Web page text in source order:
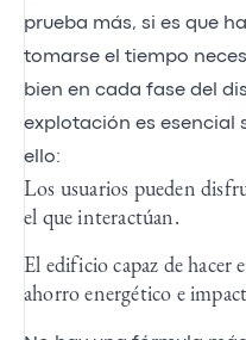
prueba más, si es que
tomarse el tiempo
bien en cada fase del
explotación es esencial
ello:
Los usuarios pueden
el que interactúan.
El edificio capaz de
ahorro energético e